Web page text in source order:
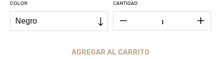
COLOR CANTIDAD